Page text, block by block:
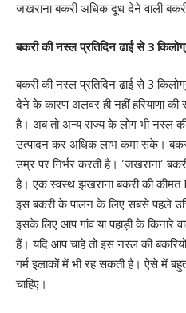
जखराना बकरी अधिक दूध देने वाली
बकरी की नस्ल प्रतिदिन ढाई से 3
बकरी की नस्ल प्रतिदिन ढाई से 3
देने के कारण अलवर ही नहीं हरियाणा की
है। अब तो अन्य राज्य के लोग भी नस्ल
उत्पादन कर अधिक लाभ कमा सके।
उम्र पर निर्भर करती है। ‘जखराना’
है। एक स्वस्थ झखराना बकरी की
इस बकरी के पालन के लिए सबसे पहले
इसके लिए आप गांव या पहाड़ी के
हैं। यदि आप चाहे तो इस नस्ल की
गर्म इलाकों में भी रह सकती है। ऐसे में
चाहिए।